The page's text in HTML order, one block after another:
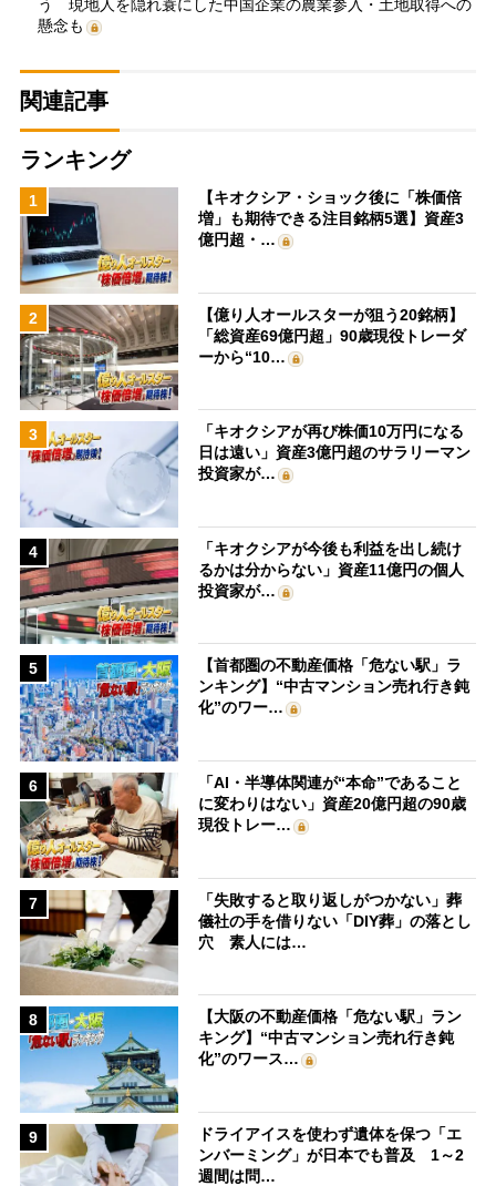
う 現地人を隠れ蓑にした中国企業の農業参入・土地取得への
懸念も
関連記事
ランキング
1
【キオクシア・ショック後に「株価倍
増」も期待できる注目銘柄5選】資産3
億円超・…
2
【億り人オールスターが狙う20銘柄】
「総資産69億円超」90歳現役トレーダ
ーから“10…
3
「キオクシアが再び株価10万円になる
日は遠い」資産3億円超のサラリーマン
投資家が…
4
「キオクシアが今後も利益を出し続け
るかは分からない」資産11億円の個人
投資家が…
5
【首都圏の不動産価格「危ない駅」ラ
ンキング】“中古マンション売れ行き鈍
化”のワー…
6
「AI・半導体関連が“本命”であること
に変わりはない」資産20億円超の90歳
現役トレー…
7
「失敗すると取り返しがつかない」葬
儀社の手を借りない「DIY葬」の落とし
穴 素人には…
8
【大阪の不動産価格「危ない駅」ラン
キング】“中古マンション売れ行き鈍
化”のワース…
9
ドライアイスを使わず遺体を保つ「エ
ンバーミング」が日本でも普及 1～2
週間は問…